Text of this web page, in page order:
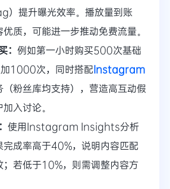
提升曝光效率。播放量到账
质，可能进一步推动免费流量。
： 例如第一小时购买500次基础
1000次，同时搭配Instagram
（粉丝库均支持），营造高互动假
入讨论。
使用Instagram Insights分析
完成率高于40%，说明内容匹配
；若低于10%，则需调整内容方